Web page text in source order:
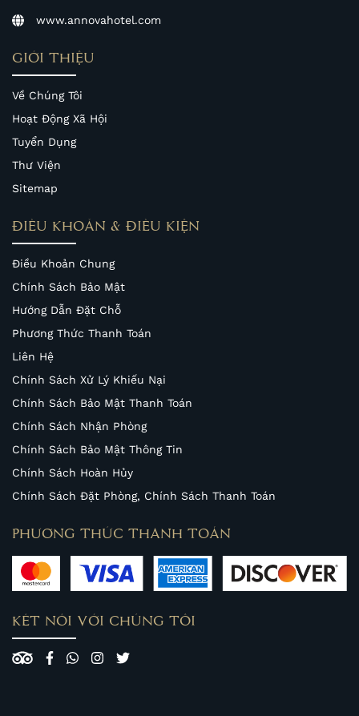
www.annovahotel.com
GIỚI THIỆU
Về Chúng Tôi
Hoạt Động Xã Hội
Tuyển Dụng
Thư Viện
Sitemap
ĐIỀU KHOẢN & ĐIỀU KIỆN
Điều Khoản Chung
Chính Sách Bảo Mật
Hướng Dẫn Đặt Chỗ
Phương Thức Thanh Toán
Liên Hệ
Chính Sách Xử Lý Khiếu Nại
Chính Sách Bảo Mật Thanh Toán
Chính Sách Nhận Phòng
Chính Sách Bảo Mật Thông Tin
Chính Sách Hoàn Hủy
Chính Sách Đặt Phòng, Chính Sách Thanh Toán
PHƯƠNG THỨC THANH TOÁN
KẾT NỐI VỚI CHÚNG TÔI